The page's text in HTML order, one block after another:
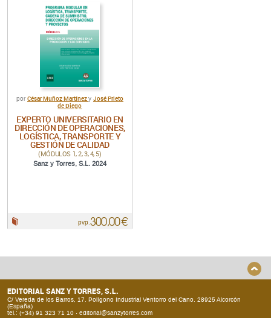
por César Muñoz Martínezy José Prieto
de Diego
EXPERTO UNIVERSITARIO EN
DIRECCIÓN DE OPERACIONES,
LOGÍSTICA, TRANSPORTE Y
GESTIÓN DE CALIDAD
(MÓDULOS 1, 2, 3, 4, 5)
Sanz y Torres, S.L. 2024
pvp.300,00 €
EDITORIAL SANZ Y TORRES, S.L.
C/ Vereda de los Barros, 17. Polígono Industrial Ventorro del Cano. 28925 Alcorcón
(España)
tel.: (+34) 91 323 71 10 · editorial@sanzytorres.com